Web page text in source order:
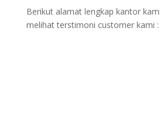
Berikut alamat lengkap kantor
melihat terstimoni customer kami :